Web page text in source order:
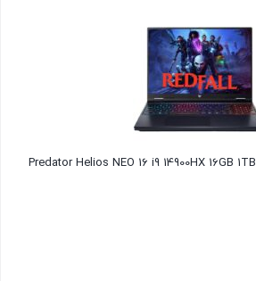
لپ تاپ ایسر 16 اینچی مدل Predator Helios NEO 16 i9 14900HX 16GB 1TB